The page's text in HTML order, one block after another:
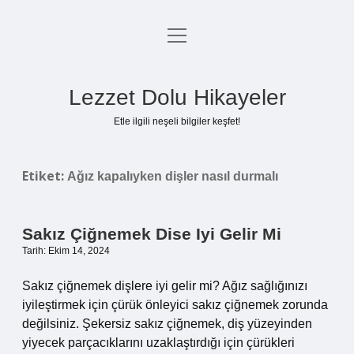
Anasayfa
menüyü
Lezzet Dolu Hikayeler
Etle ilgili neşeli bilgiler keşfet!
Etiket: Ağız kapalıyken dişler nasıl durmalı
Sakız Çiğnemek Dise Iyi Gelir Mi
Tarih: Ekim 14, 2024
Sakız çiğnemek dişlere iyi gelir mi? Ağız sağlığınızı
iyileştirmek için çürük önleyici sakız çiğnemek zorunda
değilsiniz. Şekersiz sakız çiğnemek, diş yüzeyinden
yiyecek parçacıklarını uzaklaştırdığı için çürükleri